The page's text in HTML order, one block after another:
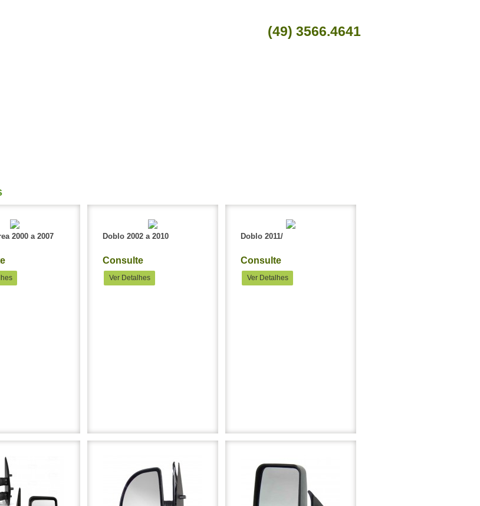
(49) 3566.4641
2000 a 2007 Doblo 2002 a 2010
Consulte
Ver Detalhes
Doblo 2011/
Consulte
Ver Detalhes